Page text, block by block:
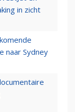
in zicht
naar Sydney